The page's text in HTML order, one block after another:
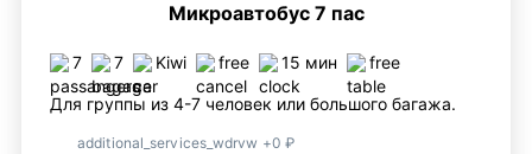
Микроавтобус 7 пас
7 7 Kiwi free 15 мин free
Для группы из 4-7 человек или большого багажа.
additional_services_wdrvw +0 ₽